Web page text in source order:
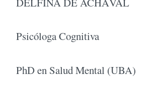
Psicóloga Cognitiva
PhD en Salud Mental (UBA)